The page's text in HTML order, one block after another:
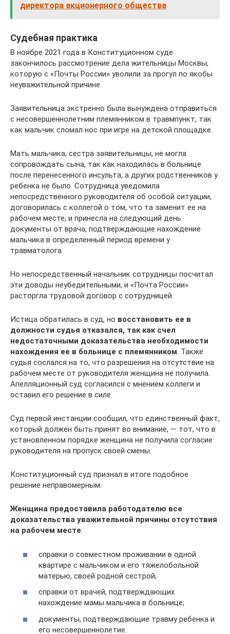
директора акционерного общества
Судебная практика
В ноябре 2021 года в Конституционном суде
закончилось рассмотрение дела жительницы Москвы,
которую с «Почты России» уволили за прогул по якобы
неуважительной причине.
Заявительница экстренно была вынуждена отправиться
с несовершеннолетним племянником в травмпункт, так
как мальчик сломал нос при игре на детской площадке.
Мать мальчика, сестра заявительницы, не могла
сопровождать сына, так как находилась в больнице
после перенесенного инсульта, а других родственников у
ребенка не было. Сотрудница уведомила
непосредственного руководителя об особой ситуации,
договорилась с коллегой о том, что та заменит ее на
рабочем месте, и принесла на следующий день
документы от врача, подтверждающие нахождение
мальчика в определенный период времени у
травматолога.
Но непосредственный начальник сотрудницы посчитал
эти доводы неубедительными, и «Почта России»
расторгла трудовой договор с сотрудницей.
Истица обратилась в суд, но восстановить ее в
должности судья отказался, так как счел
недостаточными доказательства необходимости
нахождения ее в больнице с племянником. Также
судья сослался на то, что разрешения на отсутствие на
рабочем месте от руководителя женщина не получила.
Апелляционный суд согласился с мнением коллеги и
оставил его решение в силе.
Суд первой инстанции сообщил, что единственный факт,
который должен быть принят во внимание, — тот, что в
установленном порядке женщина не получила согласие
руководителя на пропуск своей смены.
Конституционный суд признал в итоге подобное
решение неправомерным.
Женщина предоставила работодателю все
доказательства уважительной причины отсутствия
на рабочем месте:
справки о совместном проживании в одной
квартире с мальчиком и его тяжелобольной
матерью, своей родной сестрой;
справки от врачей, подтверждающих
нахождение мамы мальчика в больнице;
документы, подтверждающие травму ребенка и
его несовершеннолетие.